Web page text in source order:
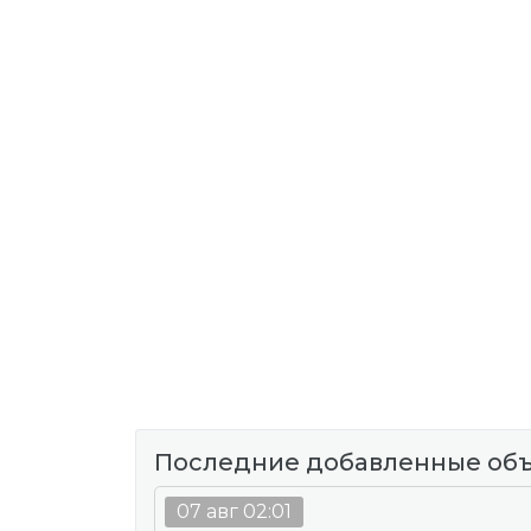
Последние добавленные
07 авг 02:01